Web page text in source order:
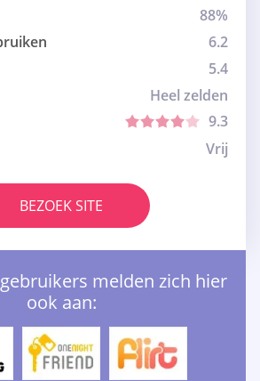
88%
6.2
5.4
Heel zelden
9.3
Vrij
BEZOEK SITE
melden zich hier
ook aan: